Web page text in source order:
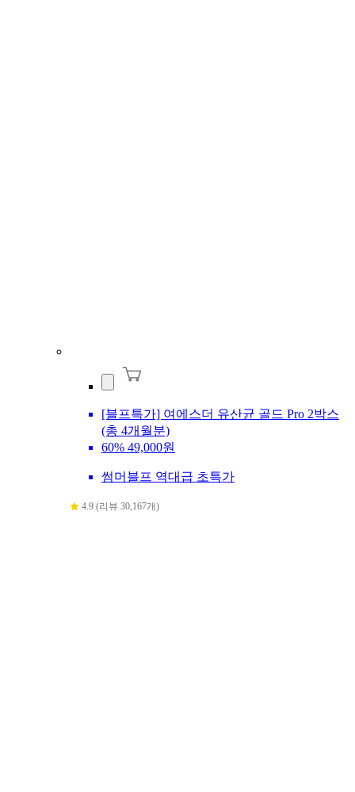
[블프특가] 여에스더 유산균 골드 Pro 2박스
(총 4개월분)
60% 49,000원
썸머블프 역대급 초특가
4.9 (리뷰 30,167개)